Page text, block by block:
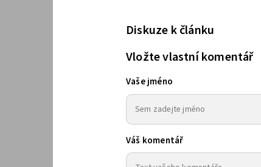
Diskuze k článku
Vložte vlastní komentář
Vaše jméno
Váš komentář